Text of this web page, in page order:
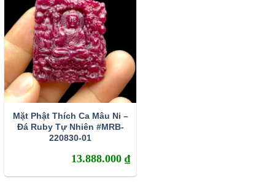
Mặt Phật Thích Ca Mâu Ni –
Đá Ruby Tự Nhiên #MRB-
220830-01
13.888.000 ₫